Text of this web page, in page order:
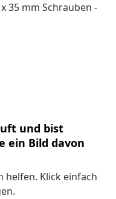
35 mm Schrauben -
und bist
ein Bild davon
helfen. Klick einfach